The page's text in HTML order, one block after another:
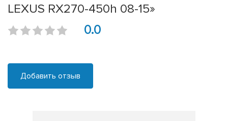
LEXUS RX270-450h 08-15»
0.0
Добавить отзыв